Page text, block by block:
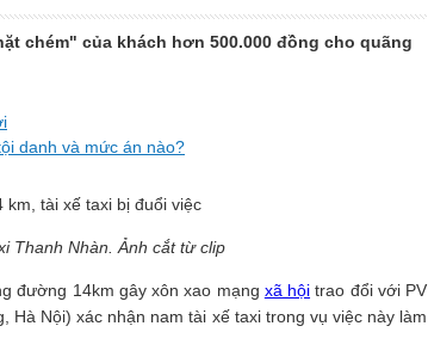
chém" của khách hơn 500.000 đồng cho quãng
danh và mức án nào?
Thanh Nhàn. Ảnh cắt từ clip
đường 14km gây xôn xao mạng xã hội trao đổi với PV
Nội) xác nhận nam tài xế taxi trong vụ việc này làm